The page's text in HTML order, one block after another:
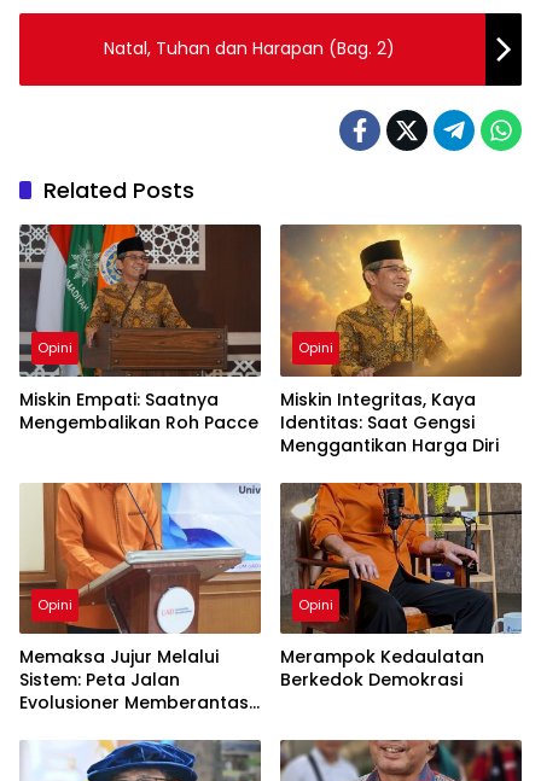
Natal, Tuhan dan Harapan (Bag. 2)
Related Posts
Opini
Miskin Empati: Saatnya
Mengembalikan Roh Pacce
Opini
Miskin Integritas, Kaya
Identitas: Saat Gengsi
Menggantikan Harga Diri
Opini
Memaksa Jujur Melalui
Sistem: Peta Jalan
Evolusioner Memberantas
Opini
Merampok Kedaulatan
Berkedok Demokrasi